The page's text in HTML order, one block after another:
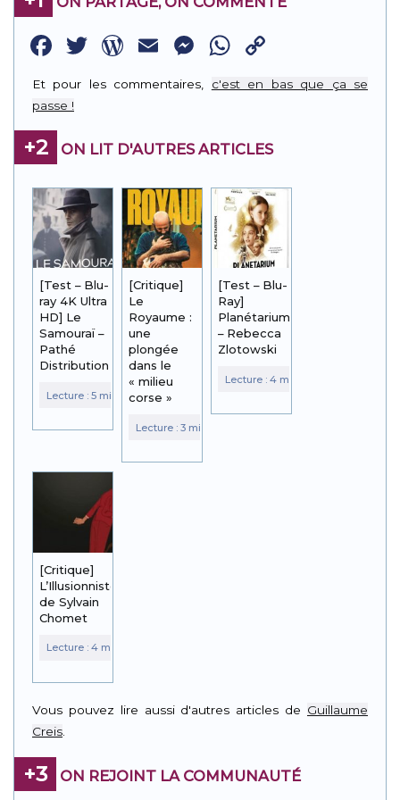
Facebook
Twitter
WordPress
EmailMessenger
WhatsApp
Link
Et pour les commentaires, c'est en bas que ça se
passe !
+2 ON LIT D'AUTRES ARTICLES
[Test – Blu-
ray 4K Ultra
HD] Le
Samouraï –
Pathé
Distribution
[Critique]
Le
Royaume :
une
plongée
dans le
« milieu
corse »
[Test – Blu-
Ray]
Planétarium
– Rebecca
Zlotowski
[Critique]
L’Illusionniste
de Sylvain
Chomet
Vous pouvez lire aussi d'autres articles de Guillaume
Creis.
+3 ON REJOINT LA COMMUNAUTÉ